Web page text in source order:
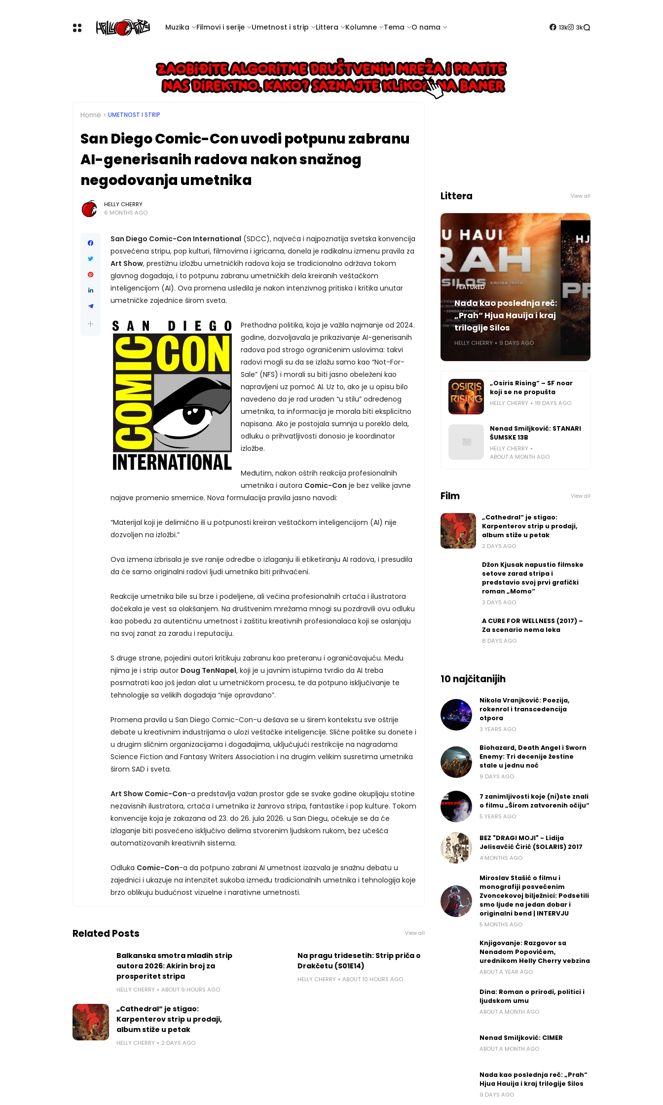
Muzika Filmovi i serije Umetnost i strip Littera Kolumne Tema O nama 13k 3k
Home UMETNOST I STRIP
San Diego Comic-Con uvodi potpunu zabranu
AI-generisanih radova nakon snažnog
negodovanja umetnika
HELLY CHERRY
6 MONTHS AGO
San Diego Comic-Con International (SDCC), najveća i najpoznatija svetska konvencija
posvećena stripu, pop kulturi, filmovima i igricama, donela je radikalnu izmenu pravila za
Art Show, prestižnu izložbu umetničkih radova koja se tradicionalno održava tokom
glavnog događaja, i to potpunu zabranu umetničkih dela kreiranih veštačkom
inteligencijom (AI). Ova promena usledila je nakon intenzivnog pritiska i kritika unutar
umetničke zajednice širom sveta.
Prethodna politika, koja je važila najmanje od 2024.
godine, dozvoljavala je prikazivanje AI-generisanih
radova pod strogo ograničenim uslovima: takvi
radovi mogli su da se izlažu samo kao “Not-For-
Sale” (NFS) i morali su biti jasno obeleženi kao
napravljeni uz pomoć AI. Uz to, ako je u opisu bilo
navedeno da je rad urađen “u stilu” određenog
umetnika, ta informacija je morala biti eksplicitno
napisana. Ako je postojala sumnja u poreklo dela,
odluku o prihvatljivosti donosio je koordinator
izložbe.
Međutim, nakon oštrih reakcija profesionalnih
umetnika i autora Comic-Con je bez velike javne
najave promenio smernice. Nova formulacija pravila jasno navodi:
“Materijal koji je delimično ili u potpunosti kreiran veštačkom inteligencijom (AI) nije
dozvoljen na izložbi.”
Ova izmena izbrisala je sve ranije odredbe o izlaganju ili etiketiranju AI radova, i presudila
da će samo originalni radovi ljudi umetnika biti prihvaćeni.
Reakcije umetnika bile su brze i podeljene, ali većina profesionalnih crtača i ilustratora
dočekala je vest sa olakšanjem. Na društvenim mrežama mnogi su pozdravili ovu odluku
kao pobedu za autentičnu umetnost i zaštitu kreativnih profesionalaca koji se oslanjaju
na svoj zanat za zaradu i reputaciju.
S druge strane, pojedini autori kritikuju zabranu kao preteranu i ograničavajuću. Među
njima je i strip autor Doug TenNapel, koji je u javnim istupima tvrdio da AI treba
posmatrati kao još jedan alat u umetničkom procesu, te da potpuno isključivanje te
tehnologije sa velikih događaja “nije opravdano”.
Promena pravila u San Diego Comic-Con-u dešava se u širem kontekstu sve oštrije
debate u kreativnim industrijama o ulozi veštačke inteligencije. Slične politike su donete i
u drugim sličnim organizacijama i događajima, uključujući restrikcije na nagradama
Science Fiction and Fantasy Writers Association i na drugim velikim susretima umetnika
širom SAD i sveta.
Art Show Comic-Con-a predstavlja važan prostor gde se svake godine okupljaju stotine
nezavisnih ilustratora, crtača i umetnika iz žanrova stripa, fantastike i pop kulture. Tokom
konvencije koja je zakazana od 23. do 26. jula 2026. u San Diegu, očekuje se da će
izlaganje biti posvećeno isključivo delima stvorenim ljudskom rukom, bez učešća
automatizovanih kreativnih sistema.
Odluka Comic-Con-a da potpuno zabrani AI umetnost izazvala je snažnu debatu u
zajednici i ukazuje na intenzitet sukoba između tradicionalnih umetnika i tehnologija koje
brzo oblikuju budućnost vizuelne i narativne umetnosti.
Related Posts View all
Balkanska smotra mladih strip
autora 2026: Akirin broj za
prosperitet stripa
HELLY CHERRY ABOUT 9 HOURS AGO
Na pragu tridesetih: Strip priča o
Drakčetu (S01E14)
HELLY CHERRY ABOUT 10 HOURS AGO
„Cathedral“ je stigao:
Karpenterov strip u prodaji,
album stiže u petak
HELLY CHERRY 2 DAYS AGO
Littera View all
FEATURED
Nada kao poslednja reč:
„Prah“ Hjua Hauija i kraj
trilogije Silos
HELLY CHERRY 9 DAYS AGO
„Osiris Rising“ – SF noar
koji se ne propušta
HELLY CHERRY 18 DAYS AGO
Nenad Smiljković: STANARI
ŠUMSKE 13B
HELLY CHERRY
ABOUT A MONTH AGO
Film View all
„Cathedral“ je stigao:
Karpenterov strip u prodaji,
album stiže u petak
2 DAYS AGO
Džon Kjusak napustio filmske
setove zarad stripa i
predstavio svoj prvi grafički
roman „Momo“
3 DAYS AGO
A CURE FOR WELLNESS (2017) –
Za scenario nema leka
8 DAYS AGO
10 najčitanijih
Nikola Vranjković: Poezija,
rokenrol i transcedencija
otpora
3 YEARS AGO
Biohazard, Death Angel i Sworn
Enemy: Tri decenije žestine
stale u jednu noć
9 DAYS AGO
7 zanimljivosti koje (ni)ste znali
o filmu „Širom zatvorenih očiju“
5 YEARS AGO
BEZ "DRAGI MOJI" - Lidija
Jelisavčić Ćirić (SOLARIS) 2017
4 MONTHS AGO
Miroslav Stašić o filmu i
monografiji posvećenim
Zvoncekovoj bilježnici: Podsetili
smo ljude na jedan dobar i
originalni bend | INTERVJU
5 MONTHS AGO
Knjigovanje: Razgovor sa
Nenadom Popovićem,
urednikom Helly Cherry vebzina
ABOUT A YEAR AGO
Dina: Roman o prirodi, politici i
ljudskom umu
ABOUT A MONTH AGO
Nenad Smiljković: CIMER
ABOUT A MONTH AGO
Nada kao poslednja reč: „Prah“
Hjua Hauija i kraj trilogije Silos
9 DAYS AGO